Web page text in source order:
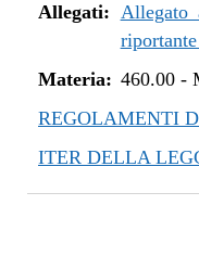
Allegati: Allegato
Materia: 460.00-
REGOLAMENTI
ITER DELLA